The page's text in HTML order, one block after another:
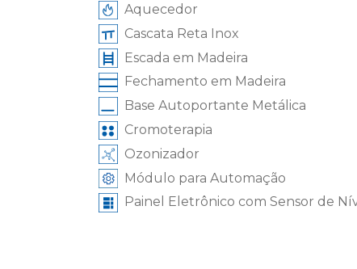
Aquecedor
Cascata Reta Inox
Escada em Madeira
Fechamento em Madeira
Base Autoportante Metálica
Cromoterapia
Ozonizador
Módulo para Automação
Painel Eletrônico com Sensor de